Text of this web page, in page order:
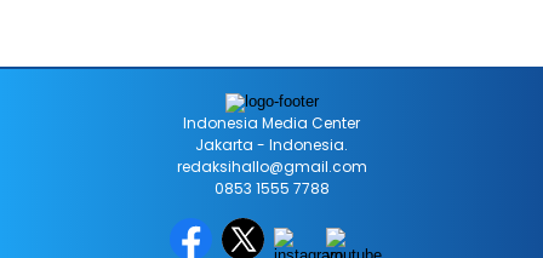
Indonesia Media Center
Jakarta - Indonesia.
redaksihallo@gmail.com
0853 1555 7788